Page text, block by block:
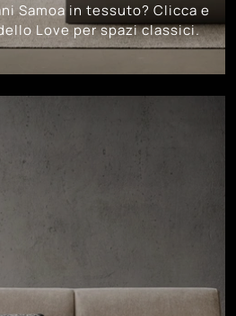
Samoa in tessuto? Clicca e
Love per spazi classici.